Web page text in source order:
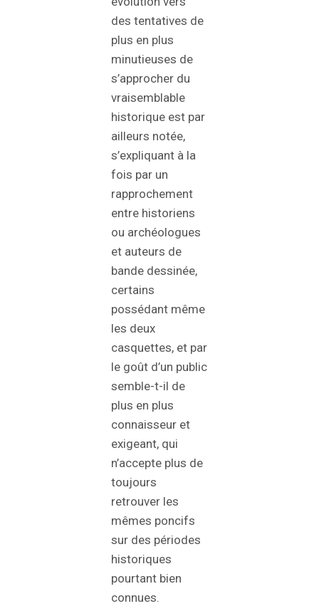
des tentatives de
plus en plus
minutieuses de
s’approcher du
vraisemblable
historique est par
ailleurs notée,
s’expliquant à la
fois par un
rapprochement
entre historiens
ou archéologues
et auteurs de
bande dessinée,
certains
possédant même
les deux
casquettes, et par
le goût d’un public
semble-t-il de
plus en plus
connaisseur et
exigeant, qui
n’accepte plus de
toujours
retrouver les
mêmes poncifs
sur des périodes
historiques
pourtant bien
connues.